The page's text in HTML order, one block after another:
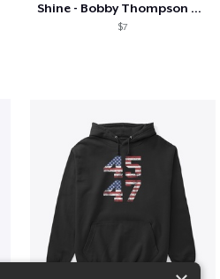
Shine - Bobby Thompson Band Merch
$7